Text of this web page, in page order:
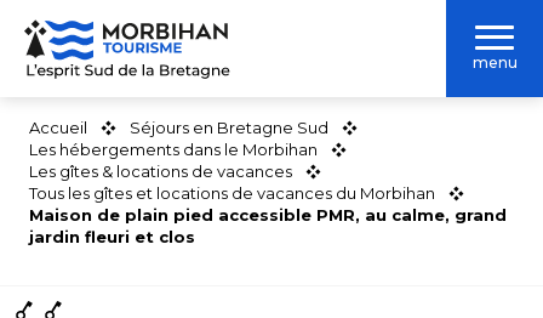
Aller
contenu
menu
Accueil
Séjours en Bretagne Sud
Les hébergements dans le Morbihan
Les gîtes & locations de vacances
Tous les gîtes et locations de vacances du Morbihan
Maison de plain pied accessible PMR, au calme, grand
jardin fleuri et clos